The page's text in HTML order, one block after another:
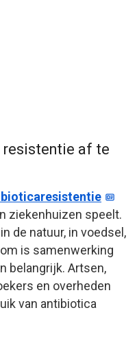
resistentie af te
ziekenhuizen speelt.
de natuur, in voedsel,
is samenwerking
belangrijk. Artsen,
en overheden
van antibiotica